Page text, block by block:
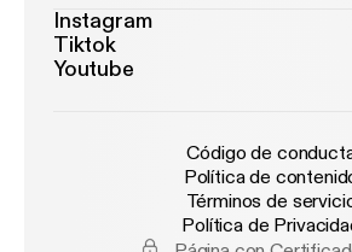
Instagram
Tiktok
Youtube
Código de
Política de
Términos de
Política de